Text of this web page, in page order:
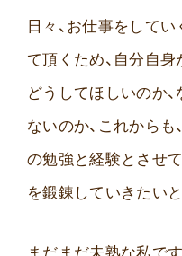
日々、お仕事をして
て頂くため、自分自
どうしてほしいのか
ないのか、これから
の勉強と経験とさせ
を鍛錬していきたい